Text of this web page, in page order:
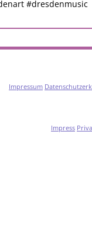
#dresdenmusic
Impressum
Impress